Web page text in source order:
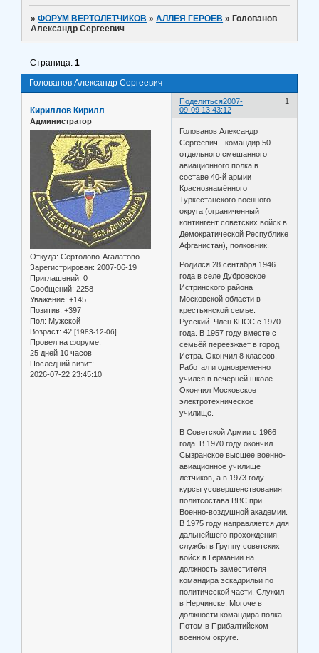
»ФОРУМ ВЕРТОЛЕТЧИКОВ »АЛЛЕЯ ГЕРОЕВ » Голованов
Александр Сергеевич
Голованов Александр Сергеевич
Страница:1
Поделиться 1
2007-
09-09 13:43:12
Кириллов Кирилл
Администратор
Откуда: Сертолово-Агалатово
Зарегистрирован: 2007-06-19
Приглашений: 0
Сообщений: 2258
Уважение: +145
Позитив: +397
Пол: Мужской
Возраст: 42 [1983-12-06]
Провел на форуме:
25 дней 10 часов
Последний визит:
2026-07-22 23:45:10
Голованов Александр
Сергеевич - командир 50
отдельного смешанного
авиационного полка в
составе 40-й армии
Краснознамённого
Туркестанского военного
округа (ограниченный
контингент советских войск в
Демократической Республике
Афганистан), полковник.
Родился 28 сентября 1946
года в селе Дубровское
Истринского района
Московской области в
крестьянской семье.
Русский. Член КПСС с 1970
года. В 1957 году вместе с
семьёй переезжает в город
Истра. Окончил 8 классов.
Работал и одновременно
учился в вечерней школе.
Окончил Московское
электротехническое
училище.
В Советской Армии с 1966
года. В 1970 году окончил
Сызранское высшее военно-
авиационное училище
летчиков, а в 1973 году -
курсы усовершенствования
политсостава ВВС при
Военно-воздушной академии.
В 1975 году направляется для
дальнейшего прохождения
службы в Группу советских
войск в Германии на
должность заместителя
командира эскадрильи по
политической части. Служил
в Нерчинске, Могоче в
должности командира полка.
Потом в Прибалтийском
военном округе.